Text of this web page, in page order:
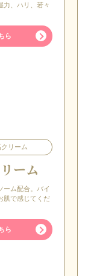
力、ハリ、若々
ら
リーム
ーム
ーム配合。バイ
肌で感じてくだ
ら